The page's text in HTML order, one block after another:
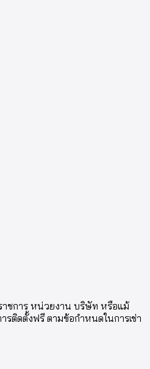
าชการ หน่วยงาน บริษัท หรือแม้
รติดตั้งฟรี ตามข้อกำหนดในการเช่า